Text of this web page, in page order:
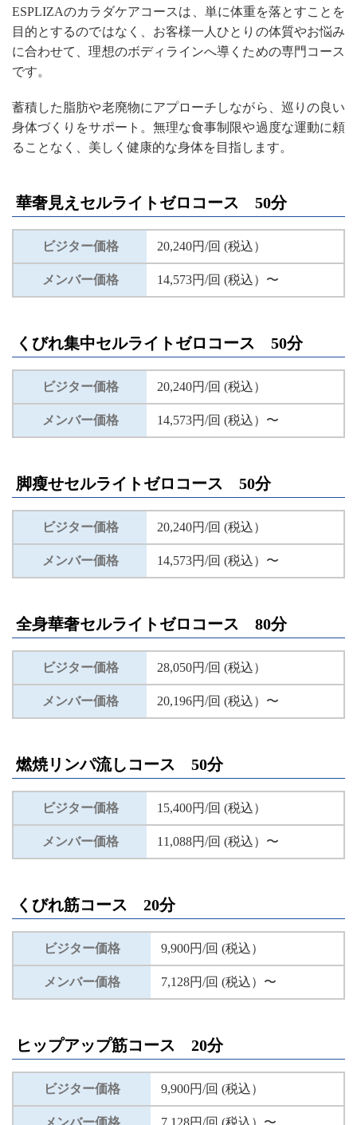
ESPLIZAのカラダケアコースは、単に体重を落とすことを
目的とするのではなく、お客様一人ひとりの体質やお悩み
に合わせて、理想のボディラインへ導くための専門コース
です。
蓄積した脂肪や老廃物にアプローチしながら、巡りの良い
身体づくりをサポート。無理な食事制限や過度な運動に頼
ることなく、美しく健康的な身体を目指します。
華奢見えセルライトゼロコース 50分
ビジター価格 20,240円/回 (税込）
メンバー価格 14,573円/回 (税込）〜
くびれ集中セルライトゼロコース 50分
ビジター価格 20,240円/回 (税込）
メンバー価格 14,573円/回 (税込）〜
脚瘦せセルライトゼロコース 50分
ビジター価格 20,240円/回 (税込）
メンバー価格 14,573円/回 (税込）〜
全身華奢セルライトゼロコース 80分
ビジター価格 28,050円/回 (税込）
メンバー価格 20,196円/回 (税込）〜
燃焼リンパ流しコース 50分
ビジター価格 15,400円/回 (税込）
メンバー価格 11,088円/回 (税込）〜
くびれ筋コース 20分
ビジター価格 9,900円/回 (税込）
メンバー価格 7,128円/回 (税込）〜
ヒップアップ筋コース 20分
ビジター価格 9,900円/回 (税込）
メンバー価格 7,128円/回 (税込）〜